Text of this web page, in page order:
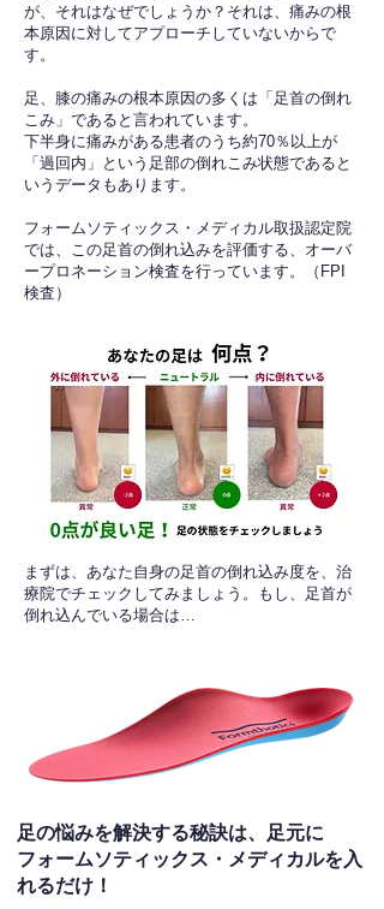
が、それはなぜでしょうか？それは、痛みの根
本原因に対してアプローチしていないからで
す。
足、膝の痛みの根本原因の多くは「足首の倒れ
こみ」であると言われています。
下半身に痛みがある患者のうち約70％以上が
「過回内」という足部の倒れこみ状態であると
いうデータもあります。
フォームソティックス・メディカル取扱認定院
では、この足首の倒れ込みを評価する、オーバ
ープロネーション検査を行っています。（FPI
検査）​
​まずは、あなた自身の足首の倒れ込み度を、治
療院でチェックしてみましょう。もし、足首が
倒れ込んでいる場合は…
足の悩みを解決する秘訣は、足元に
フォームソティックス・メディカルを入
れるだけ！